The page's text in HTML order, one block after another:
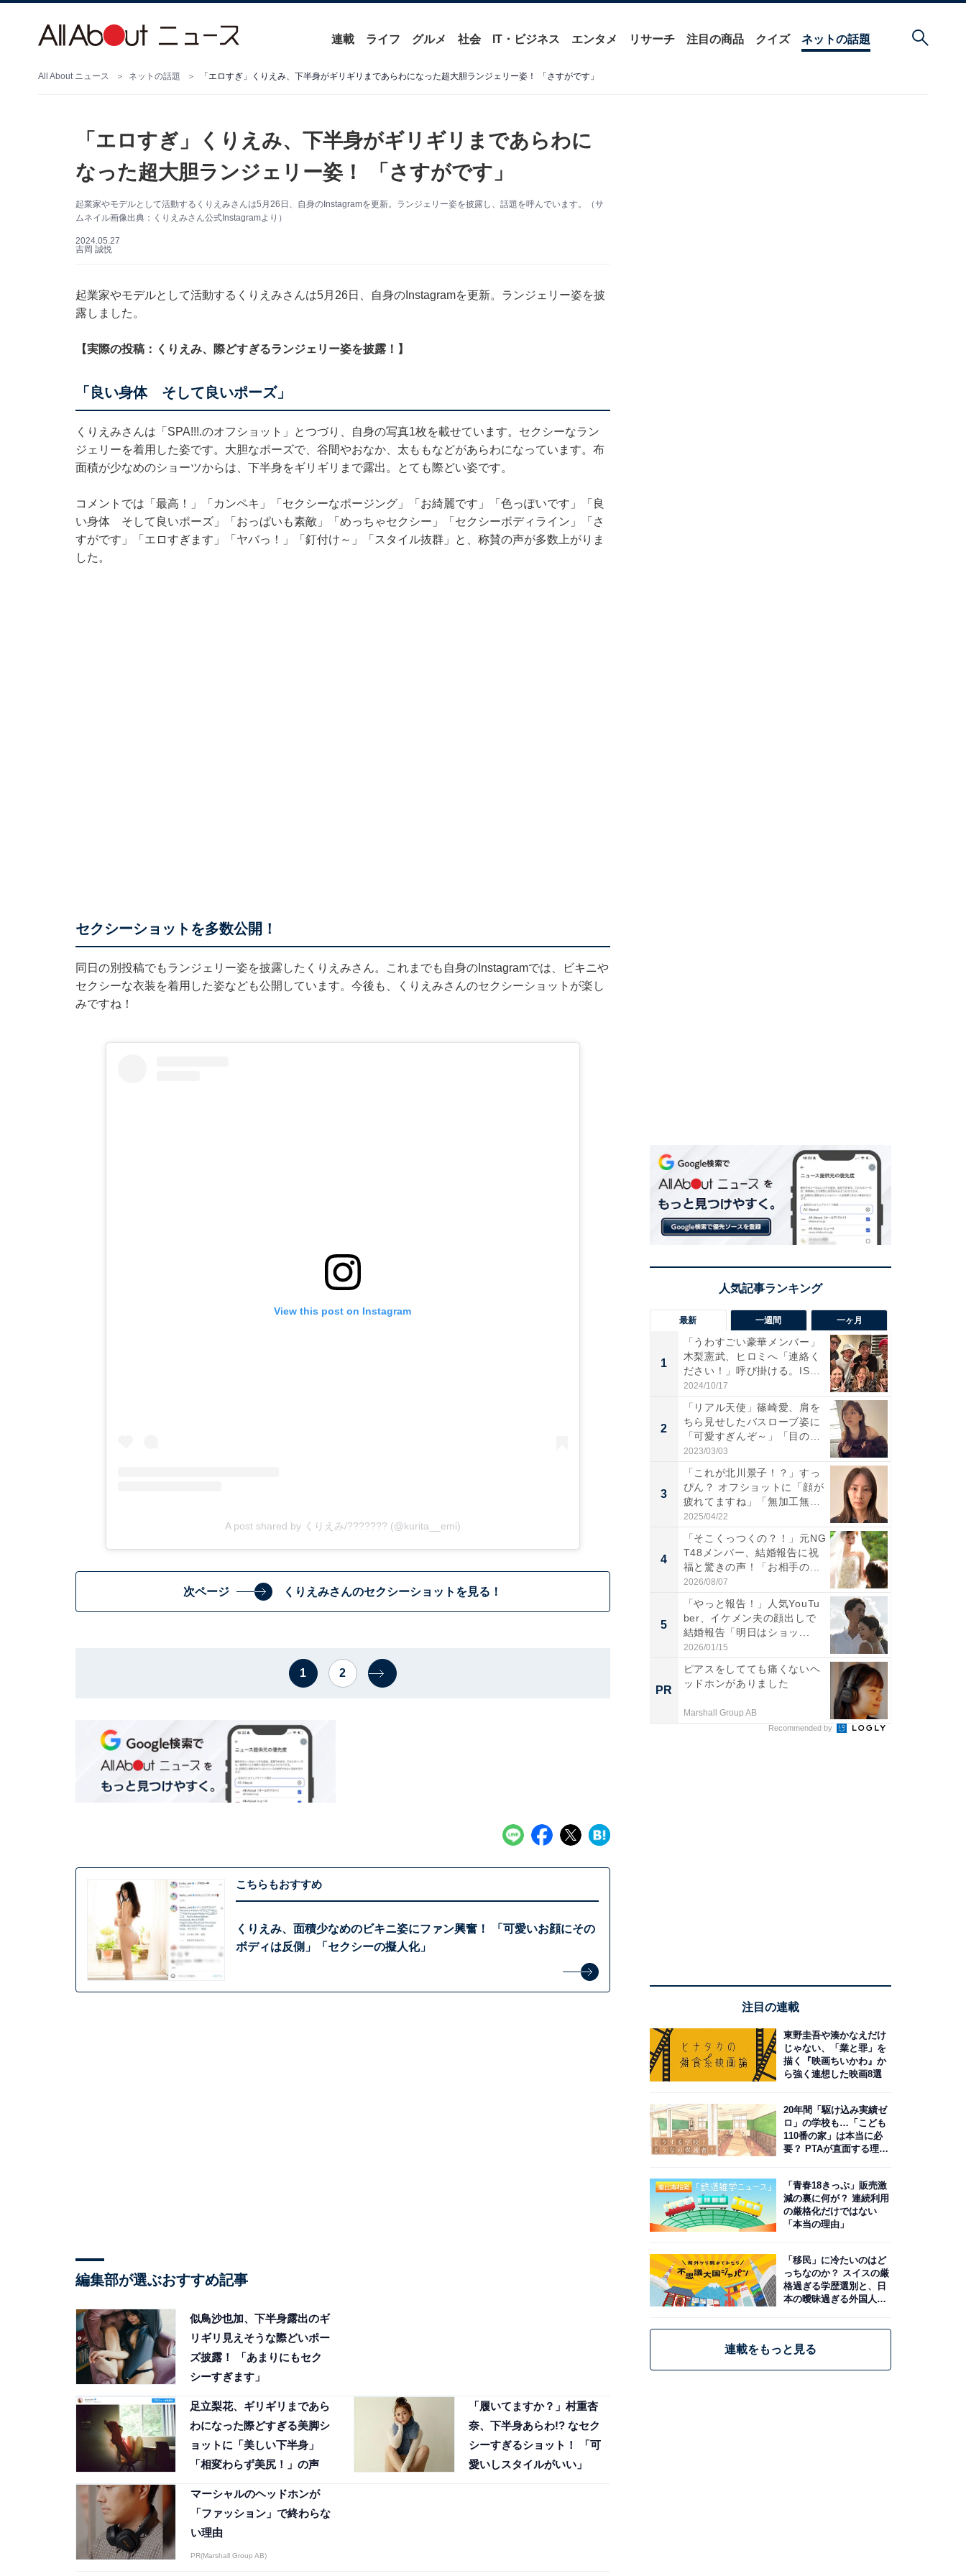
連載 ライフ グルメ 社会 IT・ビジネス エンタメ リサーチ 注目の商品 クイズ ネットの話題
All About ニュース ネットの話題 「エロすぎ」くりえみ、下半身がギリギリまであらわになった超大胆ランジェリー姿！ 「さすがです」
「エロすぎ」くりえみ、下半身がギリギリまであらわに
なった超大胆ランジェリー姿！ 「さすがです」
起業家やモデルとして活動するくりえみさんは5月26日、自身のInstagramを更新。ランジェリー姿を披露し、話題を呼んでいます。（サ
ムネイル画像出典：くりえみさん公式Instagramより）
2024.05.27
吉岡 誠悦
起業家やモデルとして活動するくりえみさんは5月26日、自身のInstagramを更新。ランジェリー姿を披
露しました。
【実際の投稿：くりえみ、際どすぎるランジェリー姿を披露！】
「良い身体 そして良いポーズ」
くりえみさんは「SPA!!!.のオフショット」とつづり、自身の写真1枚を載せています。セクシーなラン
ジェリーを着用した姿です。大胆なポーズで、谷間やおなか、太ももなどがあらわになっています。布
面積が少なめのショーツからは、下半身をギリギリまで露出。とても際どい姿です。
コメントでは「最高！」「カンペキ」「セクシーなポージング」「お綺麗です」「色っぽいです」「良
い身体 そして良いポーズ」「おっぱいも素敵」「めっちゃセクシー」「セクシーボディライン」「さ
すがです」「エロすぎます」「ヤバっ！」「釘付け～」「スタイル抜群」と、称賛の声が多数上がりま
した。
セクシーショットを多数公開！
同日の別投稿でもランジェリー姿を披露したくりえみさん。これまでも自身のInstagramでは、ビキニや
セクシーな衣装を着用した姿なども公開しています。今後も、くりえみさんのセクシーショットが楽し
みですね！
View this post on Instagram
A post shared by くりえみ/??????? (@kurita__emi)
次ページ くりえみさんのセクシーショットを見る！
1 2
こちらもおすすめ
くりえみ、面積少なめのビキニ姿にファン興奮！ 「可愛いお顔にその
ボディは反側」「セクシーの擬人化」
編集部が選ぶおすすめ記事
似鳥沙也加、下半身露出のギ
リギリ見えそうな際どいポー
ズ披露！ 「あまりにもセク
シーすぎます」
足立梨花、ギリギリまであら
わになった際どすぎる美脚シ
ョットに「美しい下半身」
「相変わらず美尻！」の声
「履いてますか？」村重杏
奈、下半身あらわ!? なセク
シーすぎるショット！ 「可
愛いしスタイルがいい」
マーシャルのヘッドホンが
「ファッション」で終わらな
い理由
PR(Marshall Group AB)
最新 一週間 一ヶ月
1
「うわすごい豪華メンバー」
木梨憲武、ヒロミへ「連絡く
ださい！」呼び掛ける。IS
S...
2024/10/17
2
「リアル天使」篠崎愛、肩を
ちら見せしたバスローブ姿に
「可愛すぎんぞ～」「目の表
情...
2023/03/03
3
「これが北川景子！？」すっ
ぴん？ オフショットに「顔が
疲れてますね」「無加工無
表...
2025/04/22
4
「そこくっつくの？！」元NG
T48メンバー、結婚報告に祝
福と驚きの声！「お相手の...
2026/08/07
5
「やっと報告！」人気YouTu
ber、イケメン夫の顔出しで
結婚報告「明日はショッ...
2026/01/15
PR
ピアスをしてても痛くないヘ
ッドホンがありました
Marshall Group AB
Recommended by
注目の連載
東野圭吾や湊かなえだけ
じゃない、「業と罪」を
描く『映画ちいかわ』か
ら強く連想した映画8選
20年間「駆け込み実績ゼ
ロ」の学校も…「こども
110番の家」は本当に必
要？ PTAが直面する理想
「青春18きっぷ」販売激
減の裏に何が？ 連続利用
の厳格化だけではない
「本当の理由」
「移民」に冷たいのはど
っちなのか？ スイスの厳
格過ぎる学歴選別と、日
本の曖昧過ぎる外国人政
連載をもっと見る